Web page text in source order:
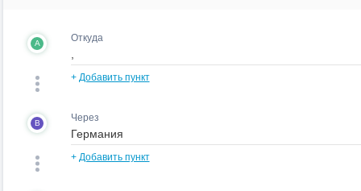
A Откуда
+ Добавить пункт
B Через
+ Добавить пункт